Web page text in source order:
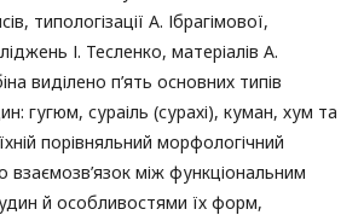
типологізації А. Ібрагімової,
І. Тесленко, матеріалів А.
виділено п’ять основних типів
гугюм, сураіль (сурахі), куман, хум та
порівняльний морфологічний
взаємозв’язок між функціональним
й особливостями їх форм,